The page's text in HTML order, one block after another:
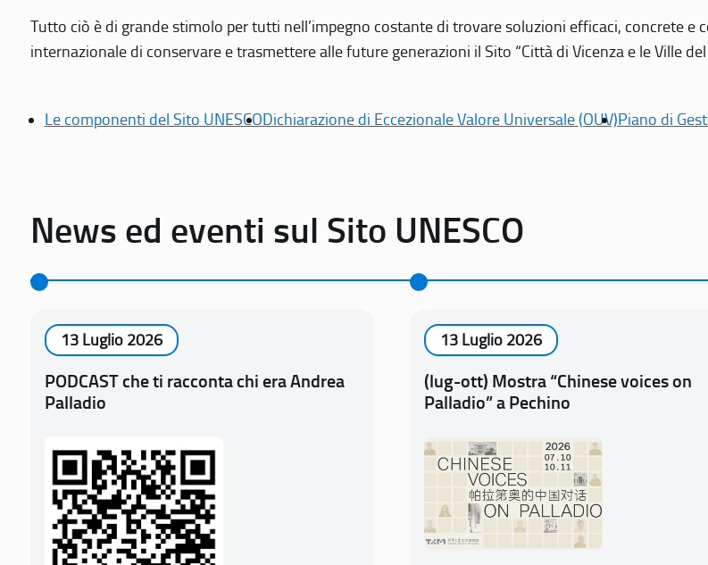
Tutto ciò è di grande stimolo per tutti nell’impegno costante di trovare soluzioni efficaci, concrete e
internazionale di conservare e trasmettere alle future generazioni il Sito “Città di Vicenza e le Ville
Le componenti del Sito UNESCODichiarazione di Eccezionale Valore Universale (OUV)Piano di
News ed eventi sul Sito UNESCO
13 Luglio 2026
PODCAST che ti racconta chi era Andrea
Palladio
13 Luglio 2026
(lug-ott) Mostra “Chinese voices on
Palladio” a Pechino